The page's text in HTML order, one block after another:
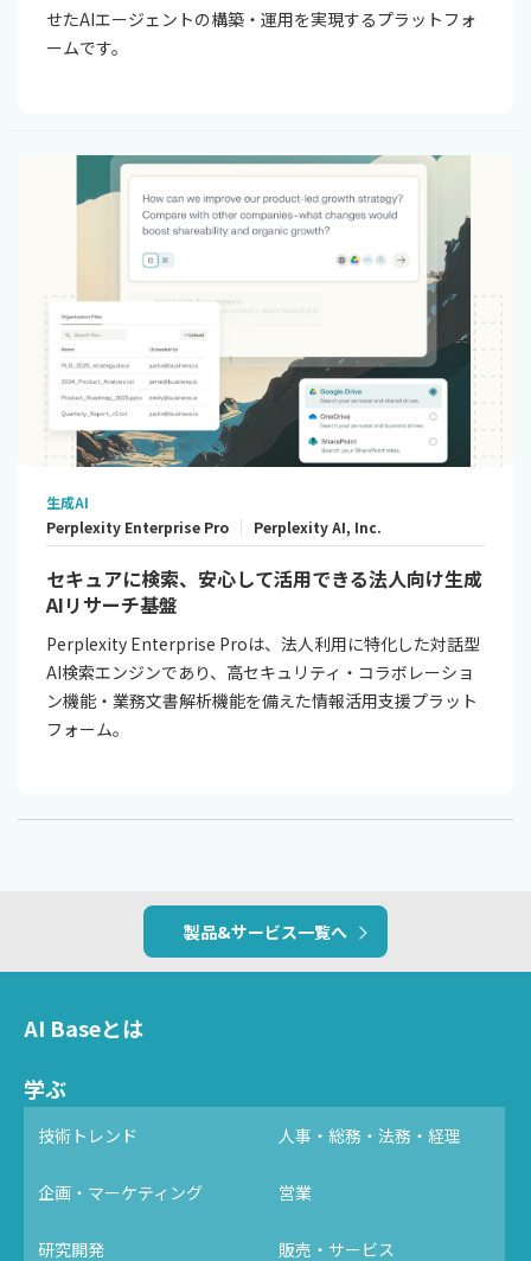
せたAIエージェントの構築・運用を実現するプラットフォ
ームです。
生成AI
Perplexity Enterprise Pro
Perplexity AI, Inc.
セキュアに検索、安心して活用できる法人向け生成
AIリサーチ基盤
Perplexity Enterprise Proは、法人利用に特化した対話型
AI検索エンジンであり、高セキュリティ・コラボレーショ
ン機能・業務文書解析機能を備えた情報活用支援プラット
フォーム。
製品&サービス一覧へ
AI Baseとは
学ぶ
技術トレンド 人事・総務・法務・経理
企画・マーケティング 営業
研究開発 販売・サービス